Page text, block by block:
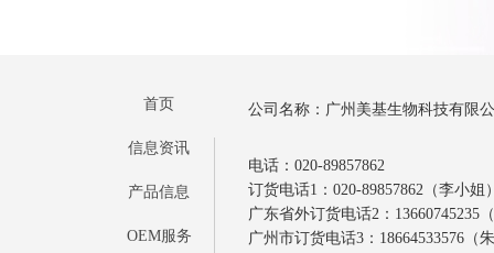
首页
信息资讯
产品信息
OEM服务
公司名称：广州美基生物科技有限
电话：020-89857862
订货电话1：020-89857862（李小姐
广东省外订货电话2：13660745235
广州市订货电话3：18664533576（